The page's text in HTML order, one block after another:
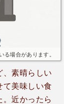
る場合があります。
、素晴らしい
て美味しい食
近かったら